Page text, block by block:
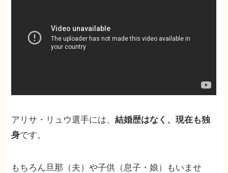
アリサ・リュウ選手には、結婚歴はなく、現在も独
身です。
もちろん旦那（夫）や子供（息子・娘）もいませ